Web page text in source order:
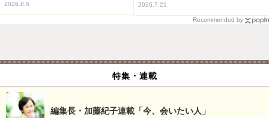
2026.8.5 2026.7.21
Recommended by
特集・連載
編集長・加藤紀子連載「今、会いたい人」